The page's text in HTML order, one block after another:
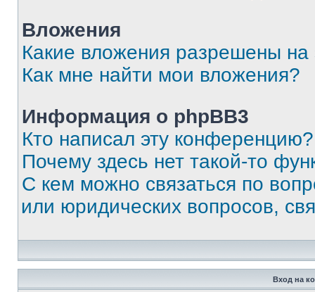
Вложения
Какие вложения разрешены
Как мне найти мои вложения?
Информация о phpBB3
Кто написал эту конференцию?
Почему здесь нет такой-то
С кем можно связаться по
или юридических вопросов,
Вход на